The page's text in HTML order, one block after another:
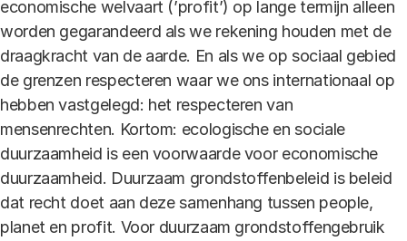
economische welvaart (’profit’) op lange termijn alleen
worden gegarandeerd als we rekening houden met de
draagkracht van de aarde. En als we op sociaal gebied
de grenzen respecteren waar we ons internationaal op
hebben vastgelegd: het respecteren van
mensenrechten. Kortom: ecologische en sociale
duurzaamheid is een voorwaarde voor economische
duurzaamheid. Duurzaam grondstoffenbeleid is beleid
dat recht doet aan deze samenhang tussen people,
planet en profit. Voor duurzaam grondstoffengebruik